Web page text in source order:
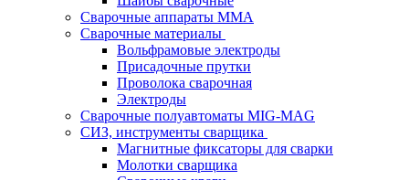
Сварочные аппараты MMA
Сварочные материалы
Вольфрамовые электроды
Присадочные прутки
Проволока сварочная
Электроды
Сварочные полуавтоматы MIG-MAG
СИЗ, инструменты сварщика
Магнитные фиксаторы для сварки
Молотки сварщика